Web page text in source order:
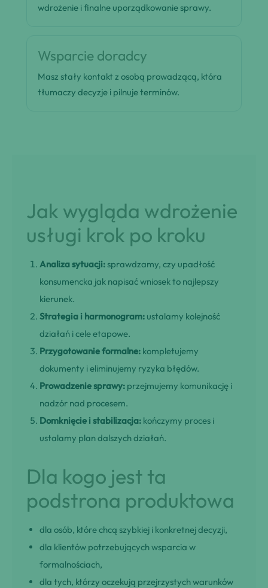
wdrożenie i finalne uporządkowanie sprawy.
Wsparcie doradcy
Masz stały kontakt z osobą prowadzącą, która
tłumaczy decyzje i pilnuje terminów.
Jak wygląda wdrożenie
usługi krok po kroku
Analiza sytuacji: sprawdzamy, czy upadłość
konsumencka jak napisać wniosek to najlepszy
kierunek.
Strategia i harmonogram: ustalamy kolejność
działań i cele etapowe.
Przygotowanie formalne: kompletujemy
dokumenty i eliminujemy ryzyka błędów.
Prowadzenie sprawy: przejmujemy komunikację i
nadzór nad procesem.
Domknięcie i stabilizacja: kończymy proces i
ustalamy plan dalszych działań.
Dla kogo jest ta
podstrona produktowa
dla osób, które chcą szybkiej i konkretnej decyzji,
dla klientów potrzebujących wsparcia w
formalnościach,
dla tych, którzy oczekują przejrzystych warunków